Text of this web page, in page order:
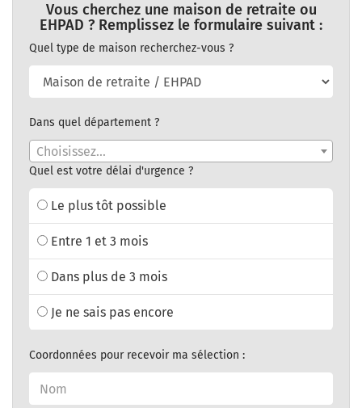
Vous cherchez une maison de retraite ou
EHPAD ? Remplissez le formulaire suivant :
Quel type de maison recherchez-vous ?
Dans quel département ?
Choisissez...
Quel est votre délai d'urgence ?
Le plus tôt possible
Entre 1 et 3 mois
Dans plus de 3 mois
Je ne sais pas encore
Coordonnées pour recevoir ma sélection :